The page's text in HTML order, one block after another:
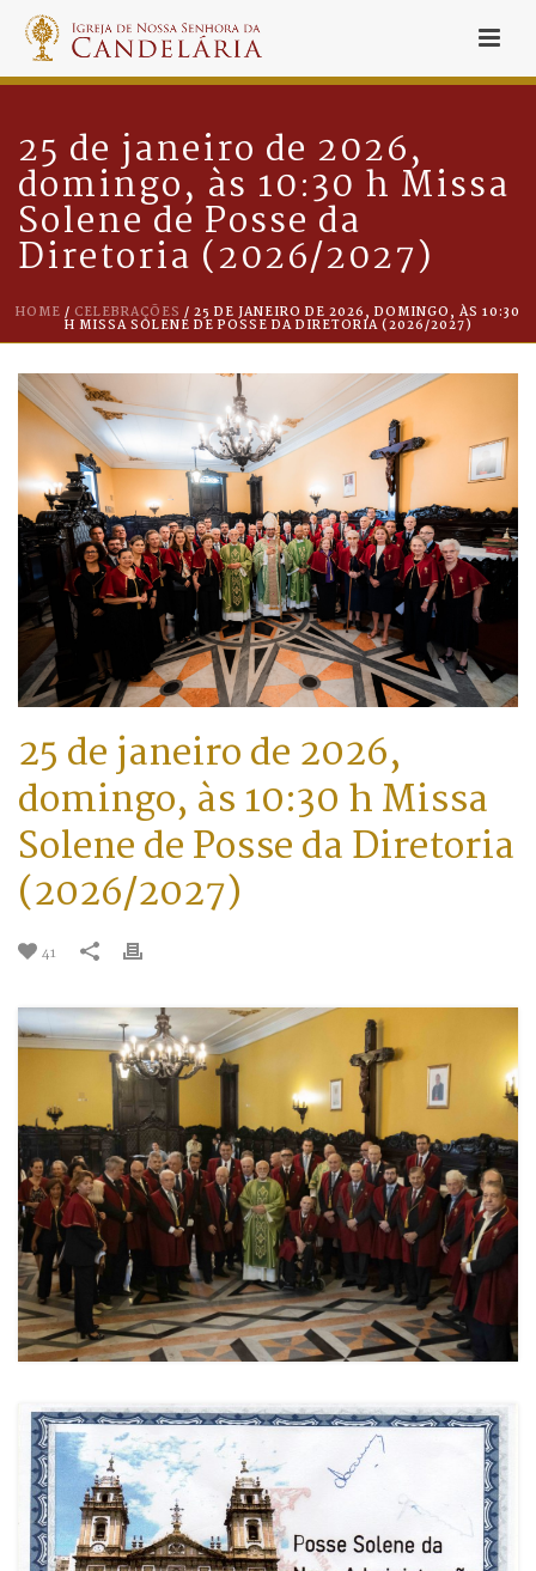
25 de janeiro de 2026,
domingo, às 10:30 h Missa
Solene de Posse da
Diretoria (2026/2027)
HOME / CELEBRAÇÕES / 25 DE JANEIRO DE 2026, DOMINGO, ÀS 10:30
H MISSA SOLENE DE POSSE DA DIRETORIA (2026/2027)
25 de janeiro de 2026,
domingo, às 10:30 h Missa
Solene de Posse da Diretoria
(2026/2027)
41